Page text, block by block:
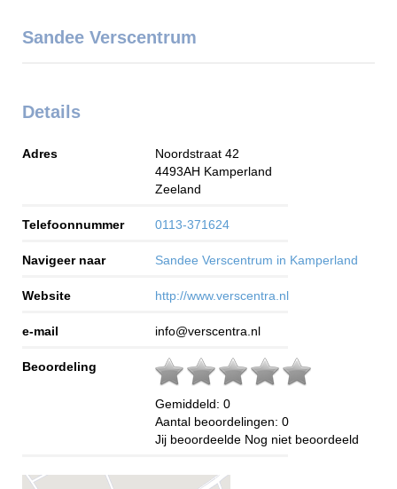
Sandee Verscentrum
Details
Adres
Noordstraat 42
4493AH Kamperland
Zeeland
Telefoonnummer 0113-371624
Navigeer naar Sandee Verscentrum in Kamperland
Website http://www.verscentra.nl
e-mail info@verscentra.nl
Beoordeling
Gemiddeld: 0
Aantal beoordelingen: 0
Jij beoordeelde Nog niet beoordeeld